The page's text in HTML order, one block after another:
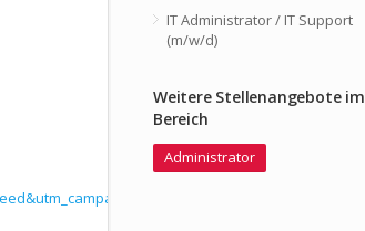
IT Administrator / IT Support
(m/w/d)
Weitere Stellenangebote im
Bereich
Administrator